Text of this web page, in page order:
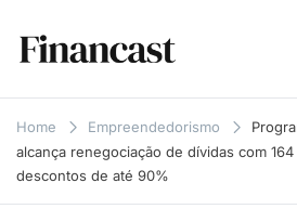
Financast
empréstimos,
financiamentos e
muito mais. Veja
Home Empreendedorismo
alcança renegociação de dívidas com
descontos de até 90%